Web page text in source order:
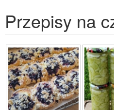
Przepisy na